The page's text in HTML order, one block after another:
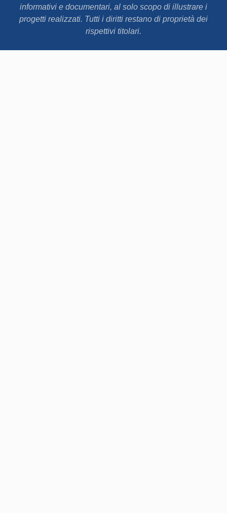
informativi e documentari, al solo scopo di illustrare i
progetti realizzati. Tutti i diritti restano di proprietà dei
rispettivi titolari.